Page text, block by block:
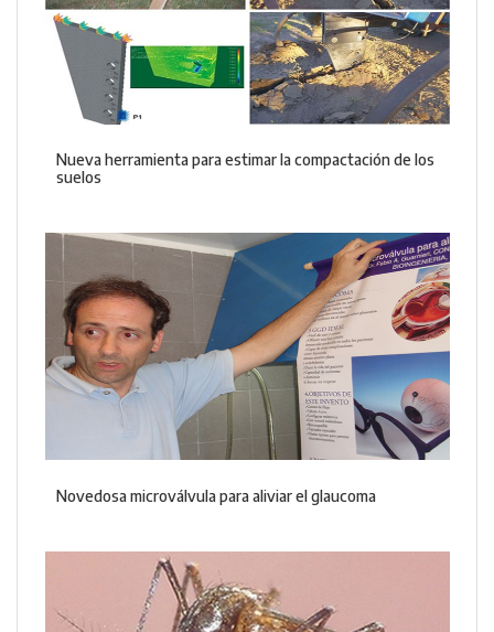
Nueva herramienta para estimar la compactación de los
suelos
Novedosa microválvula para aliviar el glaucoma